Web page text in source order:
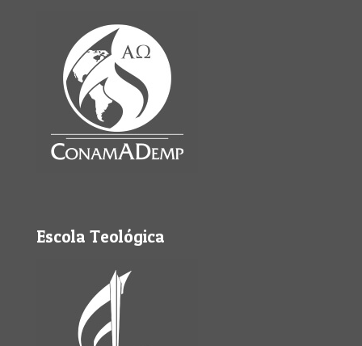
Escola Teológica